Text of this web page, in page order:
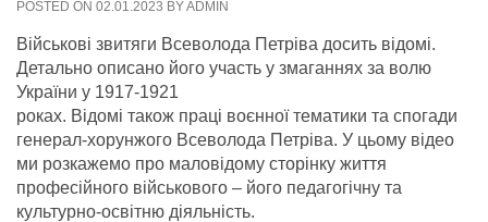
POSTED ON 02.01.2023 BYADMIN
Військові звитяги Всеволода Петріва досить відомі.
Детально описано його участь у змаганнях за волю
України у 1917-1921
роках. Відомі також праці воєнної тематики та спогади
генерал-хорунжого Всеволода Петріва. У цьому відео
ми розкажемо про маловідому сторінку життя
професійного військового – його педагогічну та
культурно-освітню діяльність.